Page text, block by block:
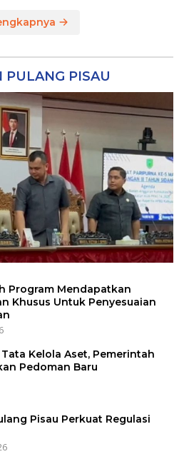
PULANG PISAU
Program Mendapatkan
Khusus Untuk Penyesuaian
Kelola Aset, Pemerintah
Pedoman Baru
Pisau Perkuat Regulasi